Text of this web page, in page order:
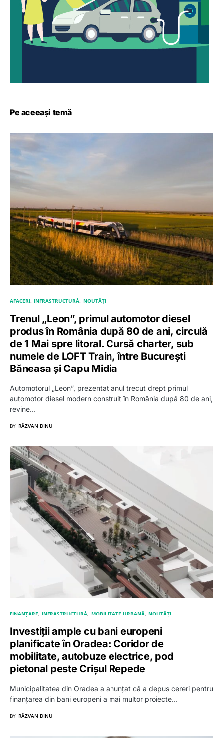
Pe aceeași temă
AFACERI INFRASTRUCTURĂ NOUTĂȚI
Trenul „Leon”, primul automotor diesel
produs în România după 80 de ani, circulă
de 1 Mai spre litoral. Cursă charter, sub
numele de LOFT Train, între București
Băneasa și Capu Midia
Automotorul „Leon”, prezentat anul trecut drept primul
automotor diesel modern construit în România după 80 de ani,
revine…
BY RĂZVAN DINU
FINANȚARE INFRASTRUCTURĂ MOBILITATE URBANĂ NOUTĂȚI
Investiții ample cu bani europeni
planificate în Oradea: Coridor de
mobilitate, autobuze electrice, pod
pietonal peste Crișul Repede
Municipalitatea din Oradea a anunțat că a depus cereri pentru
finanțarea din bani europeni a mai multor proiecte…
BY RĂZVAN DINU